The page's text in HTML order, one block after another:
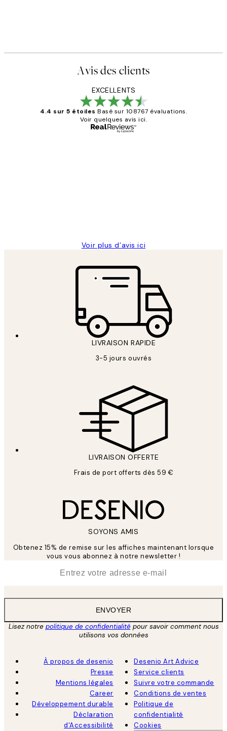
Avis des clients
EXCELLENTS
4.4 sur 5 étoiles Basé sur 108767 évaluations.
Voir quelques avis ici.
Voir plus d’avis ici
LIVRAISON RAPIDE
3-5 jours ouvrés
LIVRAISON OFFERTE
Frais de port offerts dès 59 €
SOYONS AMIS
Obtenez 15% de remise sur les affiches maintenant lorsque
vous vous abonnez à notre newsletter !
ENVOYER
Lisez notre politique de confidentialitépour savoir comment nous
utilisons vos données
À propos de desenio
Presse
Mentions légales
Career
Développement durable
Déclaration
d'Accessibilité
Desenio Art Advice
Service clients
Suivre votre commande
Conditions de ventes
Politique de
confidentialité
Cookies